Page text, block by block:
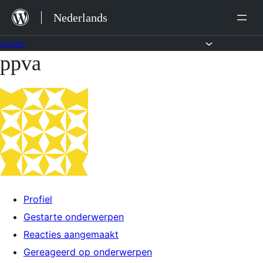
naar
de
inhoud
Nederlands
Ga
naar
de
inhoud
ppva
Profiel
Gestarte onderwerpen
Reacties aangemaakt
Gereageerd op onderwerpen